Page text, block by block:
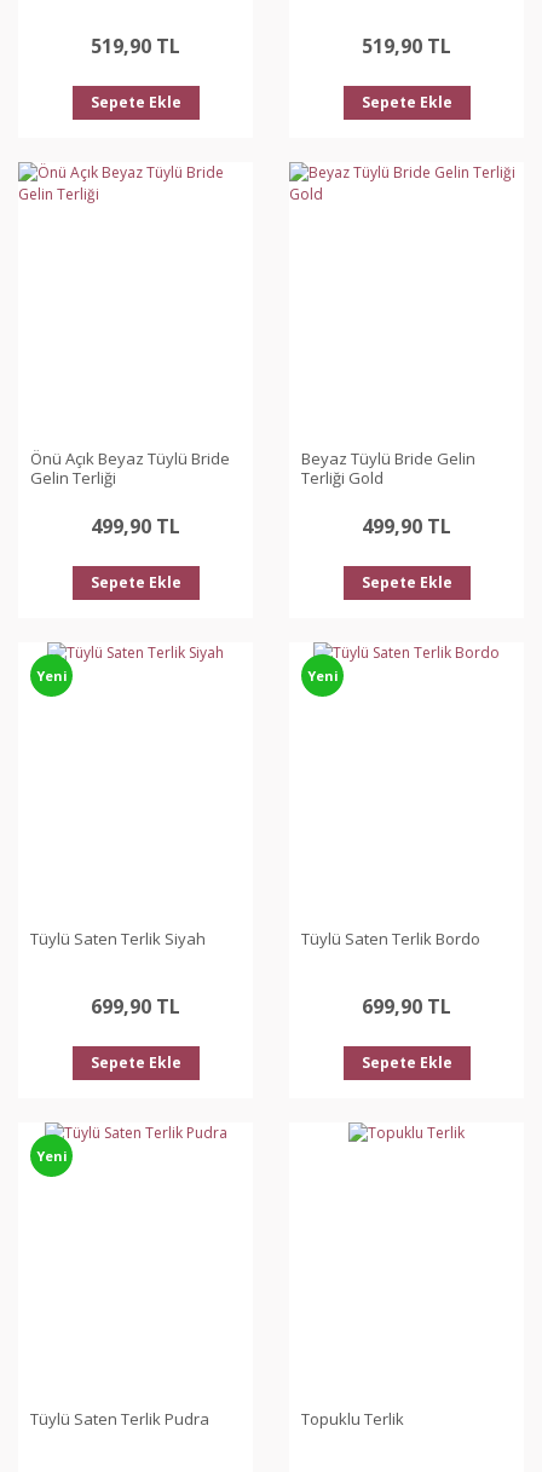
519,90 TL
Sepete Ekle
519,90 TL
Sepete Ekle
Önü Açık Beyaz Tüylü Bride
Gelin Terliği
499,90 TL
Sepete Ekle
Beyaz Tüylü Bride Gelin
Terliği Gold
499,90 TL
Sepete Ekle
Yeni
Tüylü Saten Terlik Siyah
699,90 TL
Sepete Ekle
Yeni
Tüylü Saten Terlik Bordo
699,90 TL
Sepete Ekle
Yeni
Tüylü Saten Terlik Pudra Topuklu Terlik